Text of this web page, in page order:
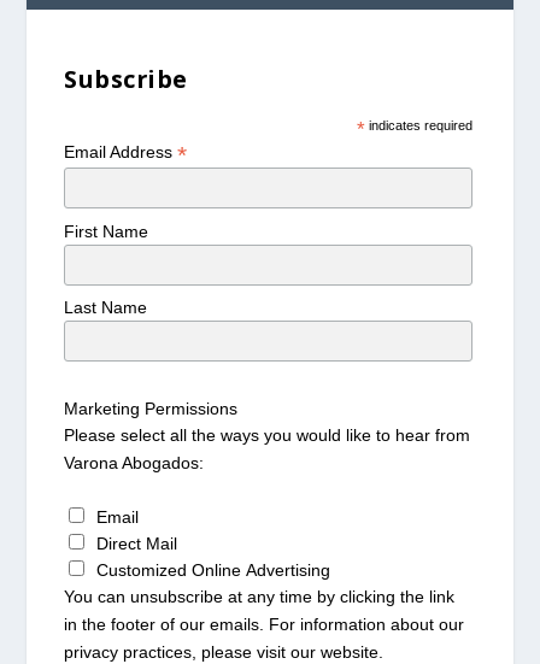
Subscribe
*indicates required
Email Address*
First Name
Last Name
Marketing Permissions
Please select all the ways you would like to hear from
Varona Abogados:
Email
Direct Mail
Customized Online Advertising
You can unsubscribe at any time by clicking the link
in the footer of our emails. For information about our
privacy practices, please visit our website.